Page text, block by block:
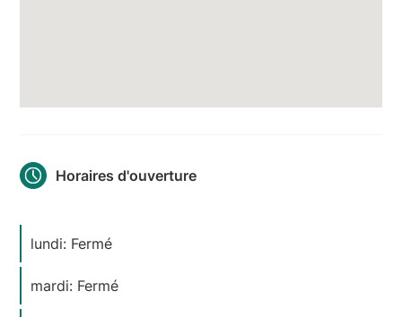
Horaires d'ouverture
lundi: Fermé
mardi: Fermé